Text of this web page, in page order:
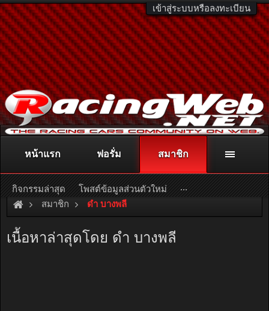
เข้าสู่ระบบหรือลงทะเบียน
ติดต่อลงโฆษณา racingweb@gmail.comหรือโทร. 081-811-1138
หรืออ่านรายละเอียดเพิ่มเติม คลิกที่นี่
สมาชิก ดำ บางพลี
เนื้อหาล่าสุดโดย ดำ บางพลี
หน้าแรก ฟอรั่ม สมาชิก
กิจกรรมล่าสุด โพสต์ข้อมูลส่วนตัวใหม่ ...